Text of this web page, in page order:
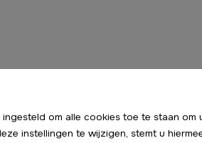
om alle cookies toe te staan om
instellingen te wijzigen, stemt u